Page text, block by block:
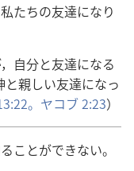
私たちの友達になり
自分と友達になる
と親しい友達になっ
。 ヤコブ 2:23）
ることができない。